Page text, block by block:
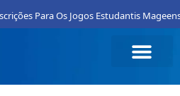
Para Os Jogos Estudantis